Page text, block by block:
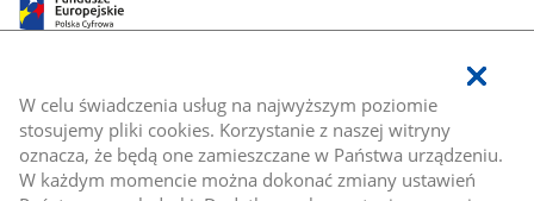
W celu świadczenia usług na najwyższym poziomie
stosujemy pliki cookies. Korzystanie z naszej witryny
oznacza, że będą one zamieszczane w Państwa urządzeniu.
W każdym momencie można dokonać zmiany ustawień